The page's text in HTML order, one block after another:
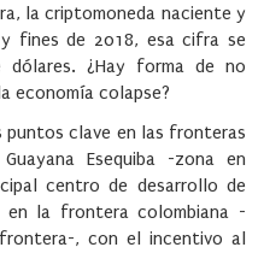
la criptomoneda naciente y
fines de 2018, esa cifra se
dólares. ¿Hay forma de no
economía colapse?
clave en las fronteras
Esequiba -zona en
centro de desarrollo de
en la frontera colombiana -
, con el incentivo al